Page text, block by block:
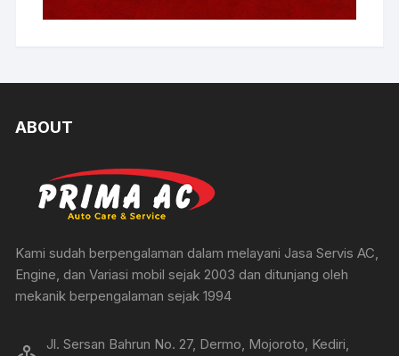
ABOUT
Kami sudah berpengalaman dalam melayani Jasa Servis AC,
Engine, dan Variasi mobil sejak 2003 dan ditunjang oleh
mekanik berpengalaman sejak 1994
Jl. Sersan Bahrun No. 27, Dermo, Mojoroto, Kediri,